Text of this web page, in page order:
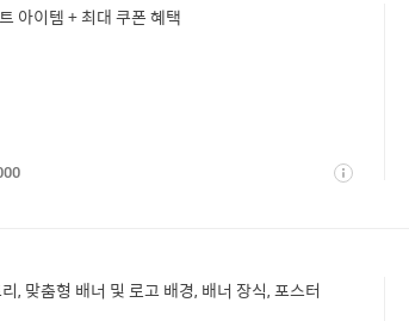
아이템 + 최대 쿠폰 혜택
상
, 맞춤형 배너 및 로고 배경, 배너 장식, 포스터